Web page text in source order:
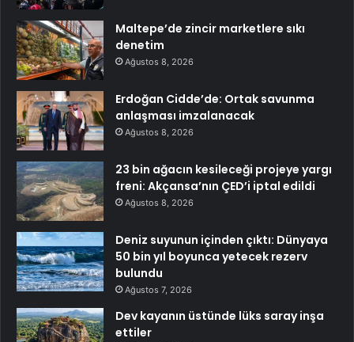
Maltepe’de zincir marketlere sıkı
denetim
Ağustos 8, 2026
Erdoğan Cidde’de: Ortak savunma
anlaşması imzalanacak
Ağustos 8, 2026
23 bin ağacın kesileceği projeye yargı
freni: Akçansa’nın ÇED’i iptal edildi
Ağustos 8, 2026
Deniz suyunun içinden çıktı: Dünyaya
50 bin yıl boyunca yetecek rezerv
bulundu
Ağustos 7, 2026
Dev kayanın üstünde lüks saray inşa
ettiler